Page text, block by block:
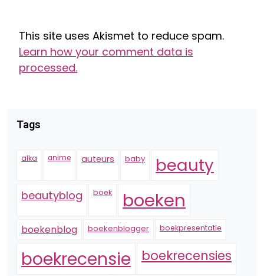
This site uses Akismet to reduce spam.
Learn how your comment data is
processed.
Tags
alka anime auteurs baby beauty
beautyblog boek boeken
boekenblog boekenblogger boekpresentatie
boekrecensie boekrecensies